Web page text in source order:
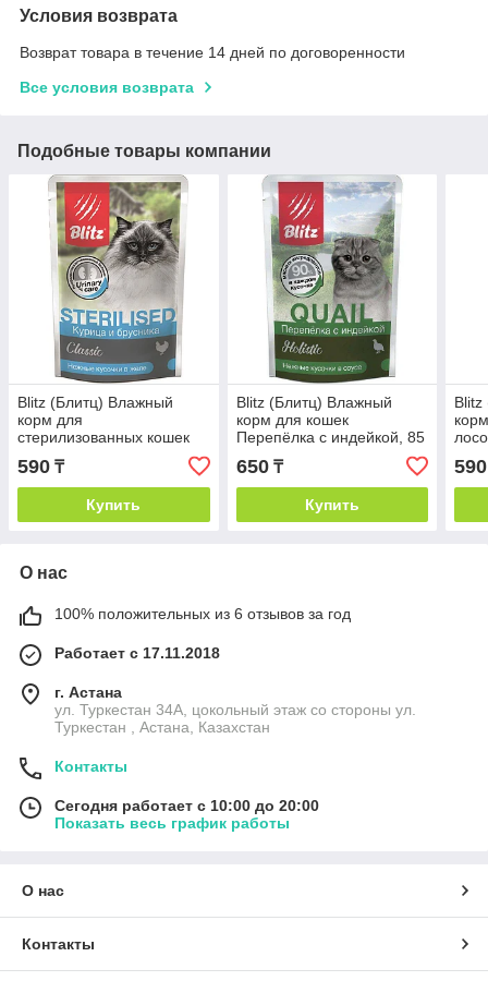
Условия возврата
Возврат товара в течение 14 дней по договоренности
Все условия возврата
Подобные товары компании
Blitz (Блитц) Влажный
корм для
стерилизованных кошек
Курица и брусника, 85 г
590 ₸
Купить
Blitz (Блитц) Влажный
корм для кошек
Перепёлка с индейкой, 85
650₸
Купить
590
О нас
100% положительных из 6 отзывов за год
Работает с 17.11.2018
г. Астана
ул. Туркестан 34А, цокольный этаж со стороны ул.
Туркестан , Астана, Казахстан
Контакты
Сегодня работает с 10:00 до 20:00
Показать весь график работы
О нас
Контакты